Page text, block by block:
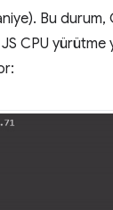
Bu durum,
CPU